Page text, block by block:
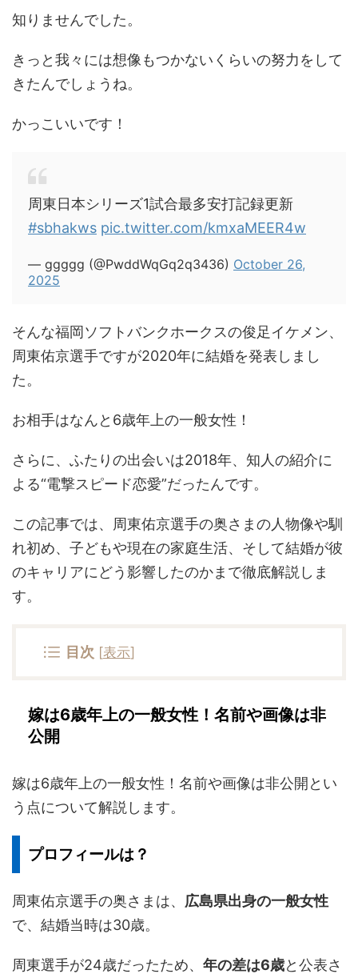
知りませんでした。
きっと我々には想像もつかないくらいの努力をして
きたんでしょうね。
かっこいいです！
周東日本シリーズ1試合最多安打記録更新
#sbhakws pic.twitter.com/kmxaMEER4w
— ggggg (@PwddWqGq2q3436) October 26,
2025
そんな福岡ソフトバンクホークスの俊足イケメン、
周東佑京選手ですが2020年に結婚を発表しまし
た。
お相手はなんと6歳年上の一般女性！
さらに、ふたりの出会いは2018年、知人の紹介に
よる“電撃スピード恋愛”だったんです。
この記事では、周東佑京選手の奥さまの人物像や馴
れ初め、子どもや現在の家庭生活、そして結婚が彼
のキャリアにどう影響したのかまで徹底解説しま
す。
目次 [表示]
嫁は6歳年上の一般女性！名前や画像は非
公開
嫁は6歳年上の一般女性！名前や画像は非公開とい
う点について解説します。
プロフィールは？
周東佑京選手の奥さまは、 広島県出身の一般女性
で、結婚当時は30歳。
周東選手が24歳だったため、 年の差は6歳と公表さ